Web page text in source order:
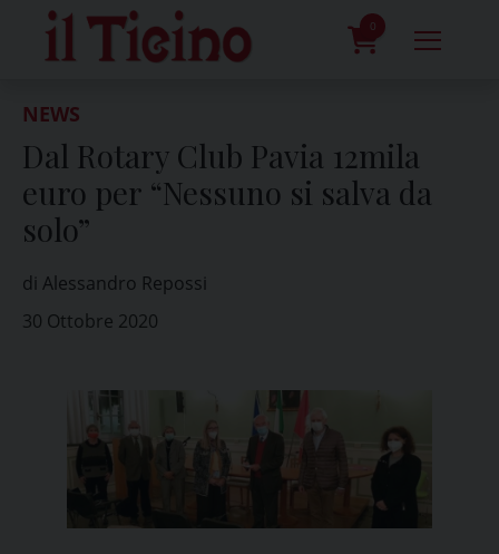
content
0
NEWS
Dal Rotary Club Pavia 12mila
euro per “Nessuno si salva da
solo”
di Alessandro Repossi
30 Ottobre 2020